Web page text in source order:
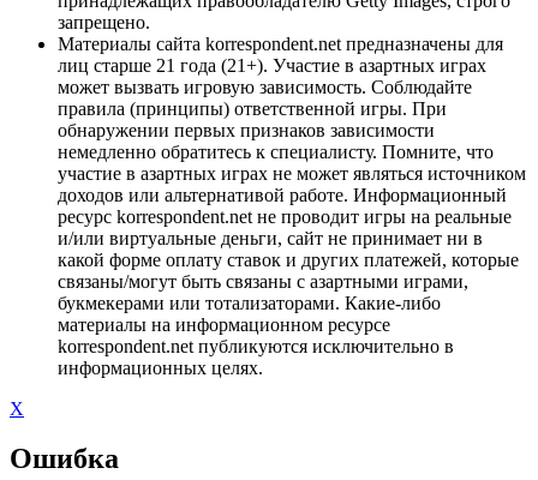
запрещено.
Материалы сайта korrespondent.net предназначены для
лиц старше 21 года (21+). Участие в азартных играх
может вызвать игровую зависимость. Соблюдайте
правила (принципы) ответственной игры. При
обнаружении первых признаков зависимости
немедленно обратитесь к специалисту. Помните, что
участие в азартных играх не может являться источником
доходов или альтернативой работе. Информационный
ресурс korrespondent.net не проводит игры на реальные
и/или виртуальные деньги, сайт не принимает ни в
какой форме оплату ставок и других платежей, которые
связаны/могут быть связаны с азартными играми,
букмекерами или тотализаторами. Какие-либо
материалы на информационном ресурсе
korrespondent.net публикуются исключительно в
информационных целях.
X
Ошибка